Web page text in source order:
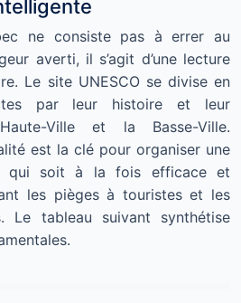
ne consiste pas à errer au
averti, il s’agit d’une lecture
Le site UNESCO se divise en
par leur histoire et leur
Ville et la Basse-Ville.
est la clé pour organiser une
qui soit à la fois efficace et
les pièges à touristes et les
Le tableau suivant synthétise